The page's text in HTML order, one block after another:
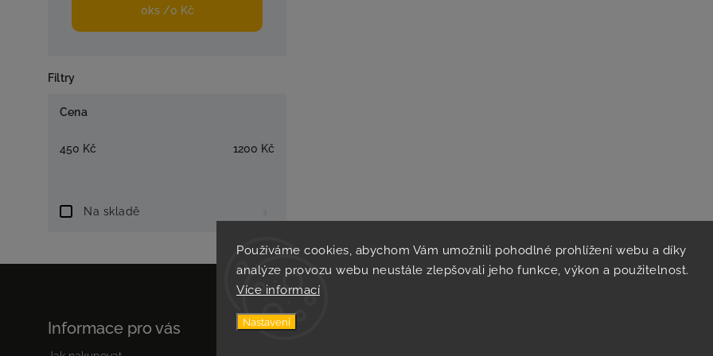
Používáme cookies, abychom Vám umožnili pohodlné prohlížení webu a díky
analýze provozu webu neustále zlepšovali jeho funkce, výkon a použitelnost.
Více informací
Nastavení
0ks /0 Kč
Filtry
Cena
450 Kč 1200 Kč
Na skladě
Informace pro vás